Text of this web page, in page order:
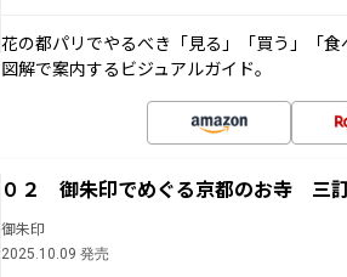
花の都パリでやるべき「見る」「買う」「
図解で案内するビジュアルガイド。
０２ 御朱印でめぐる京都のお寺 三
御朱印
2025.10.09 発売